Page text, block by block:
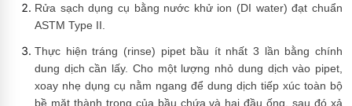
Rửa sạch dụng cụ bằng nước khử ion (DI water) đạt chuẩn
ASTM Type II.
Thực hiện tráng (rinse) pipet bầu ít nhất 3 lần bằng chính
dung dịch cần lấy. Cho một lượng nhỏ dung dịch vào pipet,
xoay nhẹ dụng cụ nằm ngang để dung dịch tiếp xúc toàn bộ
bề mặt thành trong của bầu chứa và hai đầu ống, sau đó xả